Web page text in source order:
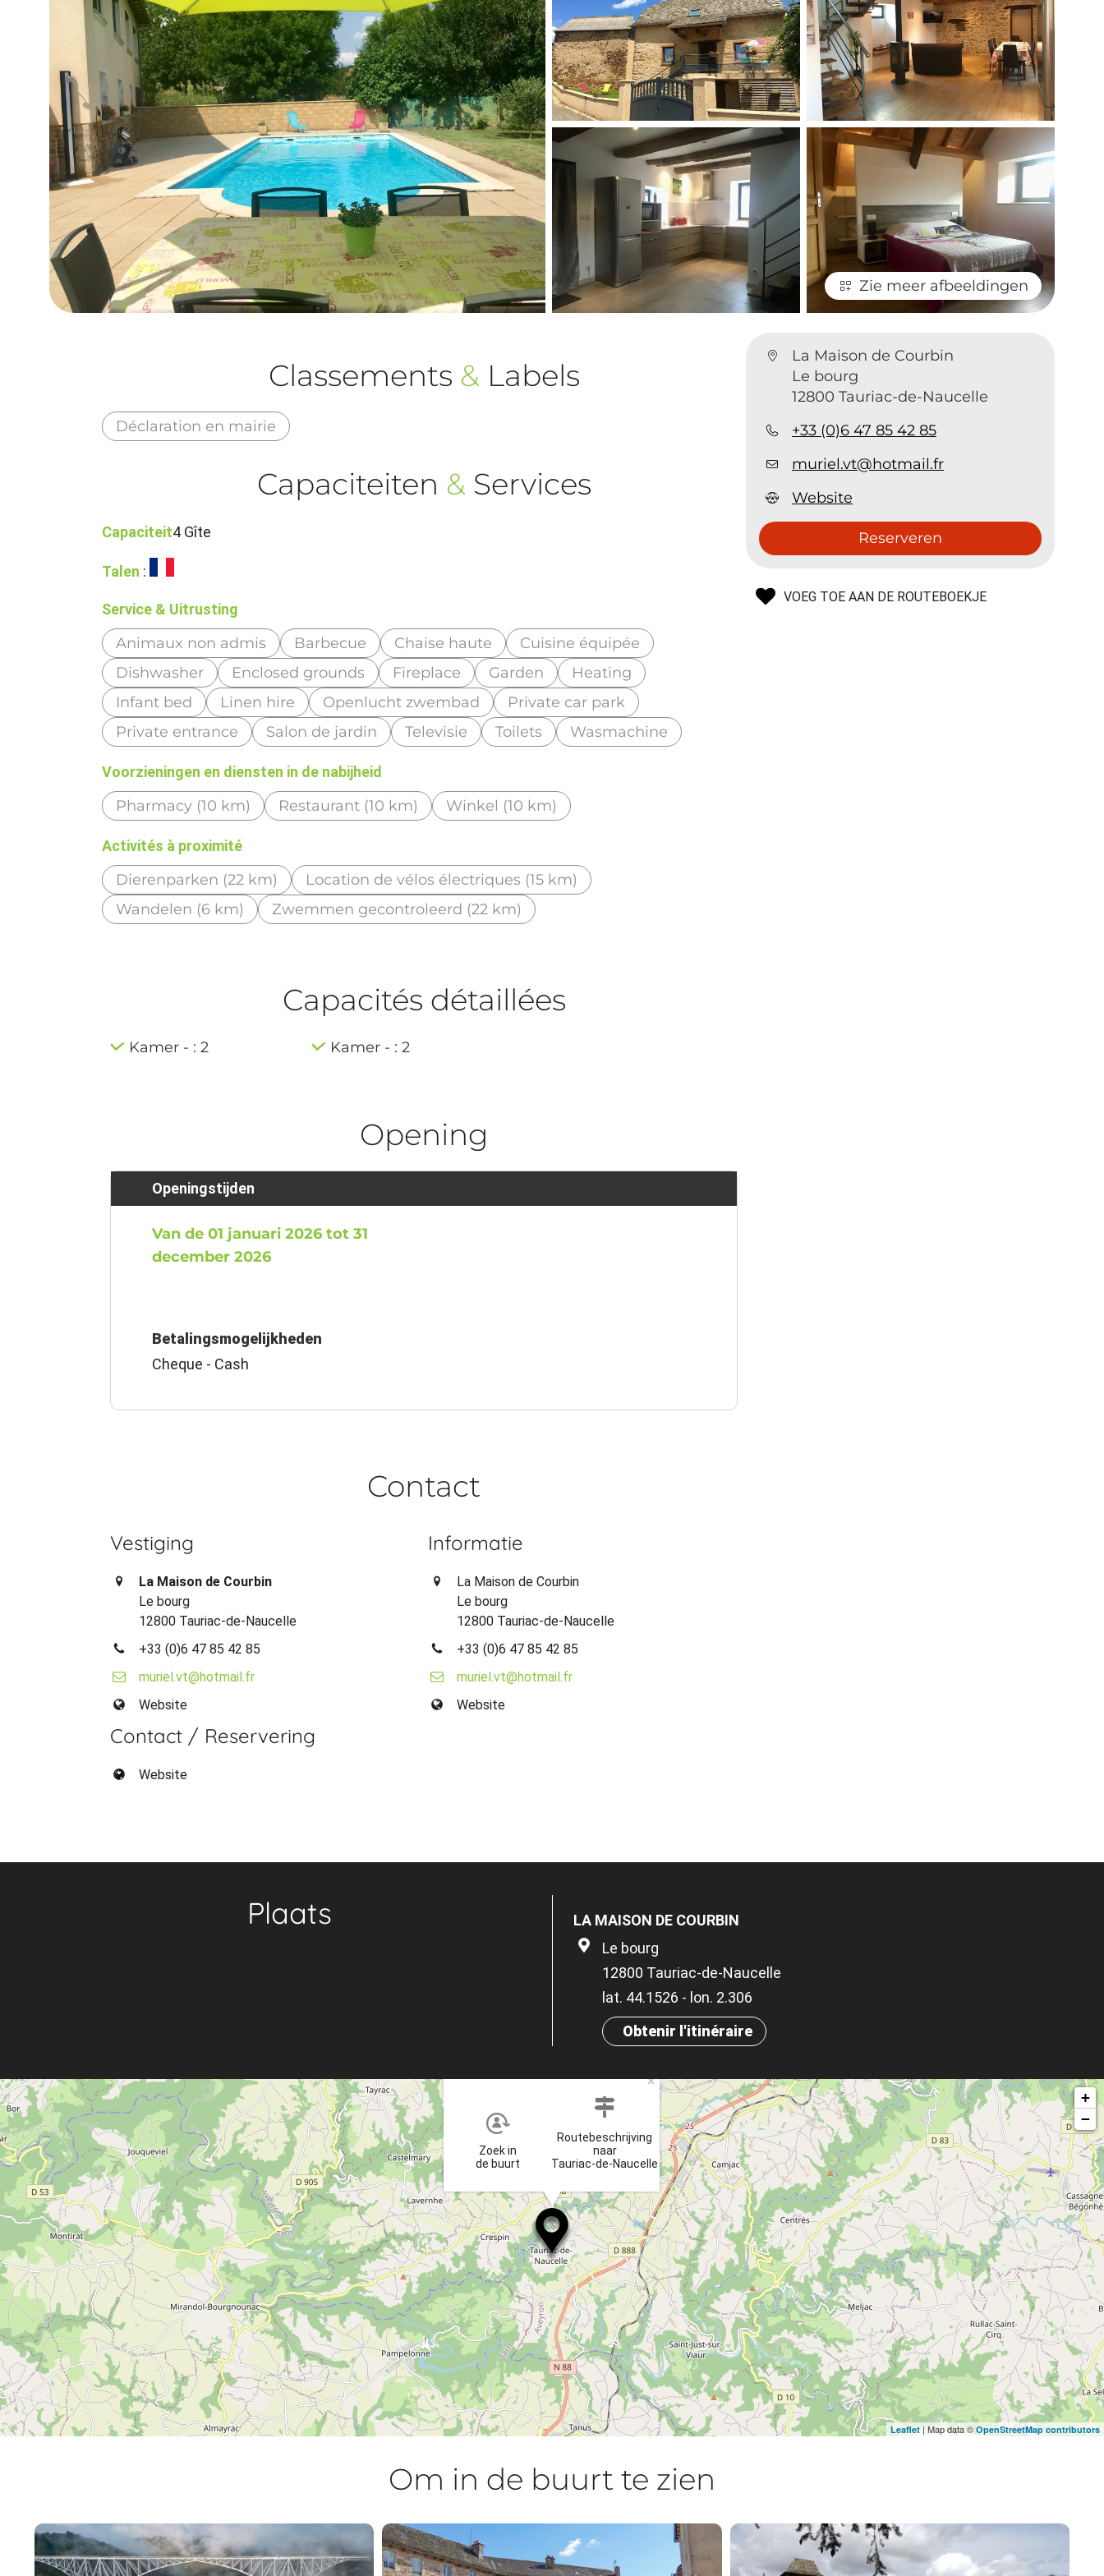
Zie meer afbeeldingen
La Maison de Courbin
Le bourg
12800 Tauriac-de-Naucelle
+33 (0)6 47 85 42 85
muriel.vt@hotmail.fr
Website
Reserveren
VOEG TOE AAN DE ROUTEBOEKJE
Classements & Labels
Déclaration en mairie
Capaciteiten & Services
Capaciteit4 Gîte
Talen :
Service & Uitrusting
Animaux non admis Barbecue Chaise haute
Cuisine équipée
Dishwasher
Enclosed grounds Fireplace Garden
Heating
Infant bed
Linen hire Openlucht zwembad
Private car park
Private entrance
Salon de jardin Televisie Toilets Wasmachine
Voorzieningen en diensten in de nabijheid
Pharmacy (10 km) Restaurant (10 km) Winkel (10 km)
Activités à proximité
Dierenparken (22 km)
Location de vélos électriques (15 km)
Wandelen (6 km)
Zwemmen gecontroleerd (22 km)
Capacités détaillées
Kamer - : 2 Kamer - : 2
Opening
Openingstijden
Van de 01 januari 2026 tot 31
december 2026
Betalingsmogelijkheden
Cheque - Cash
Contact
Vestiging
La Maison de Courbin
Le bourg
12800 Tauriac-de-Naucelle
+33 (0)6 47 85 42 85
muriel.vt@hotmail.fr
Website
Informatie
La Maison de Courbin
Le bourg
12800 Tauriac-de-Naucelle
+33 (0)6 47 85 42 85
muriel.vt@hotmail.fr
Website
Contact / Reservering
Website
Plaats
LA MAISON DE COURBIN
Le bourg
12800 Tauriac-de-Naucelle
lat. 44.1526 - lon. 2.306
Obtenir l'itinéraire
Zoek in
de buurt
Routebeschrijving
naar
Tauriac-de-Naucelle
×
+
−
Leaflet | Map data © OpenStreetMap contributors
Om in de buurt te zien